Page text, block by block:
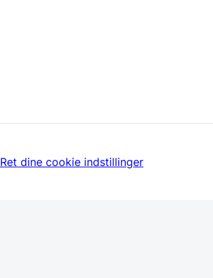
Ret dine cookie indstillinger